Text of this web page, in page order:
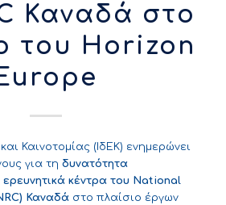
Καναδά στο
του Horizon
Καινοτομίας (ΙδΕΚ) ενημερώνει
για τη δυνατότητα
κέντρα του National
) Καναδάστο πλαίσιο έργων